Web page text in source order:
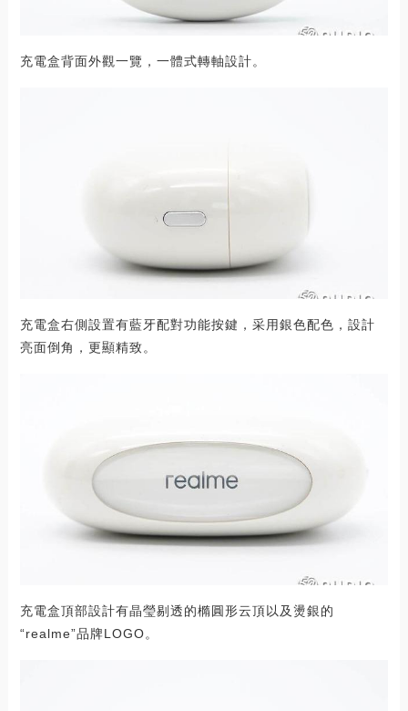
充電盒背面外觀一覽，一體式轉軸設計。
充電盒右側設置有藍牙配對功能按鍵，采用銀色配色，設計
亮面倒角，更顯精致。
充電盒頂部設計有晶瑩剔透的橢圓形云頂以及燙銀的
“realme”品牌LOGO。